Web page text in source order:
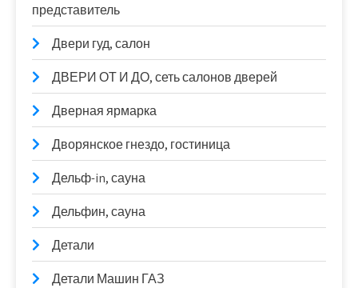
представитель
Двери гуд, салон
ДВЕРИ ОТ И ДО, сеть салонов дверей
Дверная ярмарка
Дворянское гнездо, гостиница
Дельф-in, сауна
Дельфин, сауна
Детали
Детали Машин ГАЗ